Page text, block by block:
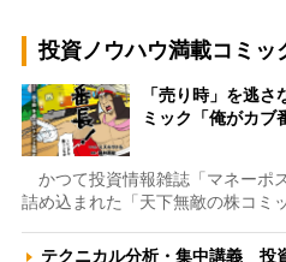
投資ノウハウ満載コミッ
「売り時」を逃
ミック「俺がカブ
かつて投資情報雑誌「マネーポ
詰め込まれた「天下無敵の株コミ
テクニカル分析・集中講義 投